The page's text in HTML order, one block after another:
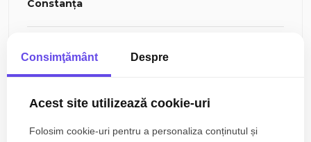
Constanța
Consimţământ Despre
Acest site utilizează cookie-uri
Folosim cookie-uri pentru a personaliza conținutul și